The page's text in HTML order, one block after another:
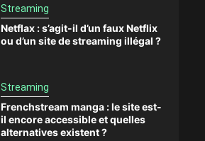
Streaming
Netflax : s’agit-il d’un faux Netflix
ou d’un site de streaming illégal ?
Streaming
Frenchstream manga : le site est-
il encore accessible et quelles
alternatives existent ?